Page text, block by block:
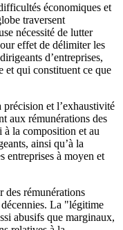
économiques et
traversent
nécessité de lutter
effet de délimiter les
d’entreprises,
et qui constituent ce que
et l’exhaustivité
aux rémunérations des
à la composition et au
ainsi qu’à la
entreprises à moyen et
des rémunérations
La "légitime
abusifs que marginaux,